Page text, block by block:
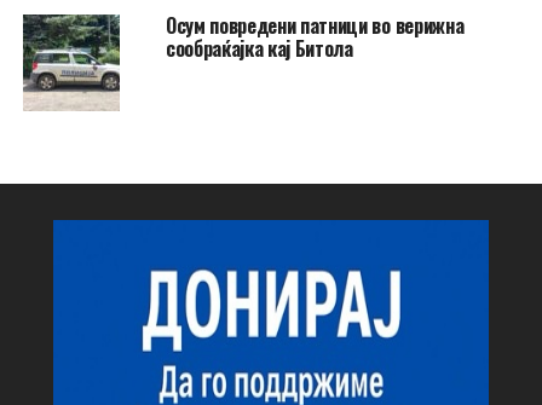
Осум повредени патници во верижна
сообраќајка кај Битола